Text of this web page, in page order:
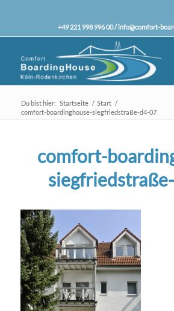
+49 221 998 996 00 /info@comfort-
Du bist hier: Startseite / Start /
comfort-boardinghouse-siegfriedstraße-d4-07
comfort-